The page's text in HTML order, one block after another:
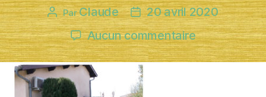
Auteur
de
l’article
ParClaude
Date
de
l’article
20 avril 2020
Aucun commentairesur
Jardin5